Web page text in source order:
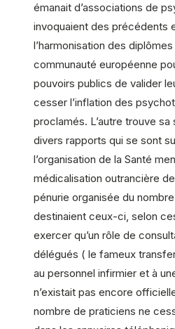
émanait d’associations de
invoquaient des précédents
l’harmonisation des
communauté européenne
pouvoirs publics de valider
cesser l’inflation des
proclamés. L’autre trouve
divers rapports qui se sont
l’organisation de la Santé
médicalisation outrancière
pénurie organisée du
destinaient ceux-ci, selon
exercer qu’un rôle de
délégués ( le fameux
au personnel infirmier et à
n’existait pas encore
nombre de praticiens ne